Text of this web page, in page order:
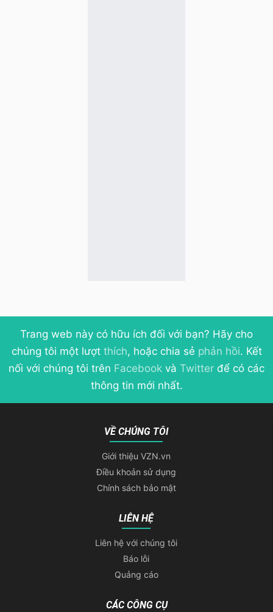
Trang web này có hữu ích đối với bạn? Hãy cho
chúng tôi một lượt thích, hoặc chia sẻ phản hồi. Kết
nối với chúng tôi trên Facebook và Twitter để có các
thông tin mới nhất.
VỀ CHÚNG TÔI
Giới thiệu VZN.vn
Điều khoản sử dụng
Chính sách bảo mật
LIÊN HỆ
Liên hệ với chúng tôi
Báo lỗi
Quảng cáo
CÁC CÔNG CỤ